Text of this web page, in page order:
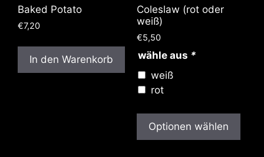
Baked Potato
€7,20
In den Warenkorb
Coleslaw (rot oder
weiß)
€5,50
wähle aus *
weiß
rot
Optionen wählen